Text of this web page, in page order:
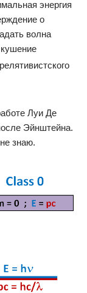
энергия
о
волна
Луи Де
Эйнштейна.
знаю.